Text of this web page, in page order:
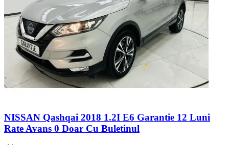
NISSAN Qashqai 2018 1.2I E6 Garantie 12 Luni
Rate Avans 0 Doar Cu Buletinul